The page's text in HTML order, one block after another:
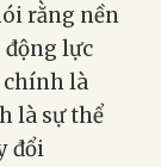
rằng nền
động lực
chính là
là sự thể
đổi